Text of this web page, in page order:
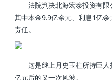
法院判决北海宏泰投资有限
其中本金9.9亿余元、利息1亿
责任。
这是继上月史玉柱所持巨人
亿元后的又一次风波。